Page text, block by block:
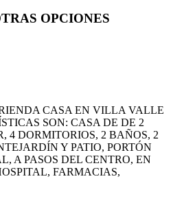
OPCIONES
CASA EN VILLA VALLE
SON: CASA DE DE 2
4 DORMITORIOS, 2 BAÑOS, 2
Y PATIO, PORTÓN
A PASOS DEL CENTRO, EN
FARMACIAS,